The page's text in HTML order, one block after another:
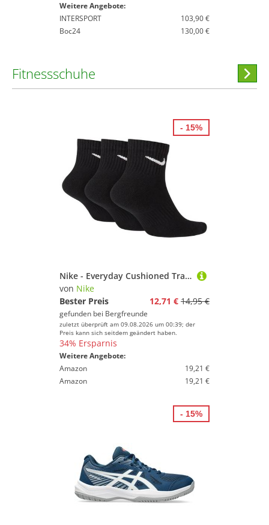
Weitere Angebote:
INTERSPORT
103,90 €
Boc24
130,00 €
Fitnessschuhe
Nike - Everyday Cushioned Training - Multifunktionssocken Gr S - EU: 34-38 schwarz
von Nike
Bester Preis
12,71 € 14,95 €
gefunden bei Bergfreunde
zuletzt überprüft am 09.08.2026 um 00:39; der
Preis kann sich seitdem geändert haben.
34% Ersparnis
Weitere Angebote:
Amazon
19,21 €
Amazon
19,21 €
- 15%
- 15%